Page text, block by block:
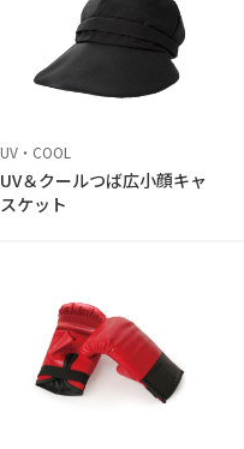
UV・COOL
UV＆クールつば広小顔キャ
スケット